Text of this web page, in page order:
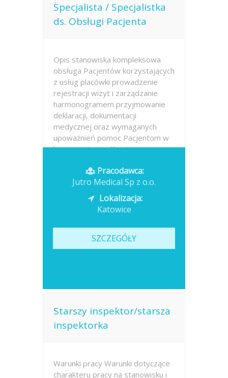
Specjalista / Specjalistka
ds. Obsługi Pacjenta
Opis stanowiska kompleksowa
obsługa Pacjentów korzystających
z usług placówki prowadzenie
rejestracji wizyt i zarządzanie
harmonogramem przyjmowanie
deklaracji, dokumentacji
medycznej oraz wymaganych
upoważnień pomoc Pacjentom w
korzystaniu z aplikacji oraz...
Opublikowano: dzisiajPracodawca:
Jutro Medical Sp z o.o.
Lokalizacja:
Katowice
SZCZEGÓŁY
Starszy inspektor/starsza
inspektorka
Warunki pracy Warunki dotyczące
charakteru pracy na stanowisku i